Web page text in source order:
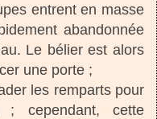
entrent en masse
abandonnée
Le bélier est alors
une porte ;
les remparts pour
; cependant, cette